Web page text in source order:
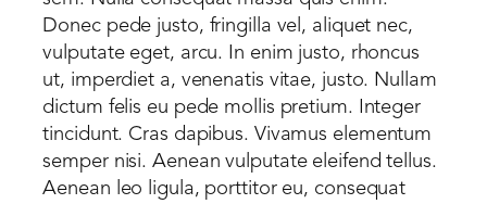
Donec pede justo, fringilla vel, aliquet nec,
vulputate eget, arcu. In enim justo, rhoncus
ut, imperdiet a, venenatis vitae, justo. Nullam
dictum felis eu pede mollis pretium. Integer
tincidunt. Cras dapibus. Vivamus elementum
semper nisi. Aenean vulputate eleifend tellus.
Aenean leo ligula, porttitor eu, consequat